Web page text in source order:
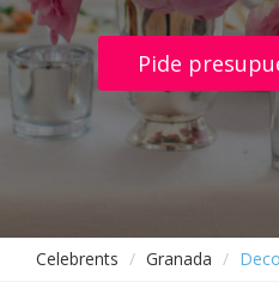
Pide
Celebrents Granada